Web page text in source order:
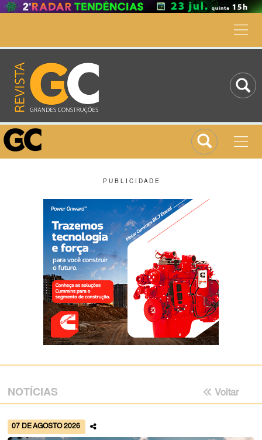
P U B L I C I D A D E
NOTÍCIAS Voltar
07 DE AGOSTO 2026